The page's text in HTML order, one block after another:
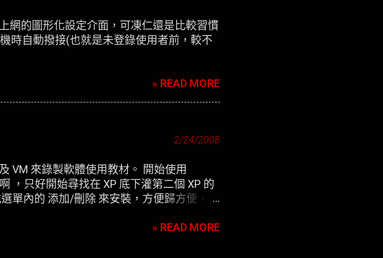
網的圖形化設定介面，可凍仁還是比較習慣
時自動撥接(也就是未登錄使用者前，較不
» READ MORE
2/24/2008
VM 來錄製軟體使用教材。 開始使用
，只好開始尋找在 XP 底下灌第二個 XP 的
單內的 添加/刪除 來安裝，方便歸方便，可
» READ MORE